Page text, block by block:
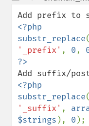
down
<?php
substr_replace(
'_prefix' , 0,
<?php
substr_replace(
'_suffix' ,
$strings ), 0